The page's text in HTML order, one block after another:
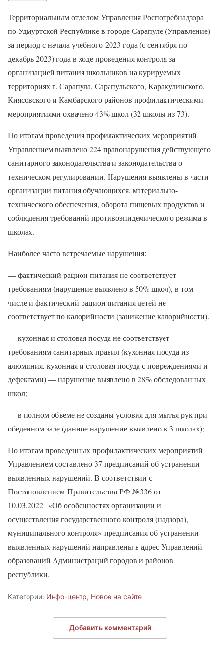
Территориальным отделом Управления Роспотребнадзора
по Удмуртской Республике в городе Сарапуле (Управление)
за период с начала учебного 2023 года (с сентября по
декабрь 2023) года в ходе проведения контроля за
организацией питания школьников на курируемых
территориях г. Сарапула, Сарапульского, Каракулинского,
Киясовского и Камбарского районов профилактическими
мероприятиями охвачено 43% школ (32 школы из 73).
По итогам проведения профилактических мероприятий
Управлением выявлено 224 правонарушения действующего
санитарного законодательства и законодательства о
техническом регулировании. Нарушения выявлены в части
организации питания обучающихся, материально-
технического обеспечения, оборота пищевых продуктов и
соблюдения требований противоэпидемического режима в
школах.
Наиболее часто встречаемые нарушения:
— фактический рацион питания не соответствует
требованиям (нарушение выявлено в 50% школ), в том
числе и фактический рацион питания детей не
соответствует по калорийности (занижение калорийности).
— кухонная и столовая посуда не соответствует
требованиям санитарных правил (кухонная посуда из
алюминия, кухонная и столовая посуда с повреждениями и
дефектами) — нарушение выявлено в 28% обследованных
школ;
— в полном объеме не созданы условия для мытья рук при
обеденном зале (данное нарушение выявлено в 3 школах);
По итогам проведенных профилактических мероприятий
Управлением составлено 37 предписаний об устранении
выявленных нарушений. В соответствии с
Постановлением Правительства РФ №336 от
10.03.2022 «Об особенностях организации и
осуществления государственного контроля (надзора),
муниципального контроля» предписания об устранении
выявленных нарушений направлены в адрес Управлений
образований Администраций городов и районов
республики.
Категории: Инфо-центр, Новое на сайте
Добавить комментарий